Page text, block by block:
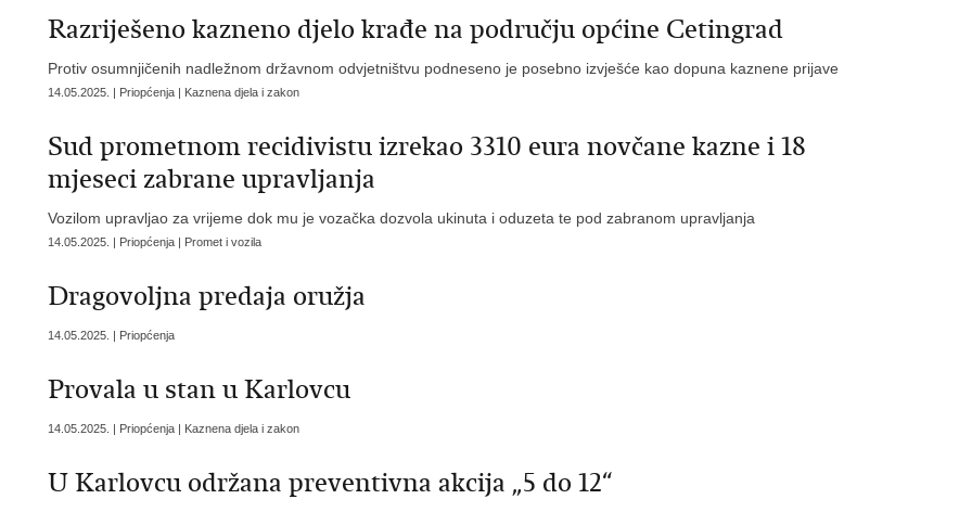
Razriješeno kazneno djelo krađe na području općine Cetingrad
Protiv osumnjičenih nadležnom državnom odvjetništvu podneseno je posebno izvješće kao dopuna kaznene prijave
14.05.2025. | Priopćenja | Kaznena djela i zakon
Sud prometnom recidivistu izrekao 3310 eura novčane kazne i 18
mjeseci zabrane upravljanja
Vozilom upravljao za vrijeme dok mu je vozačka dozvola ukinuta i oduzeta te pod zabranom upravljanja
14.05.2025. | Priopćenja | Promet i vozila
Dragovoljna predaja oružja
14.05.2025. | Priopćenja
Provala u stan u Karlovcu
14.05.2025. | Priopćenja | Kaznena djela i zakon
U Karlovcu održana preventivna akcija „5 do 12“